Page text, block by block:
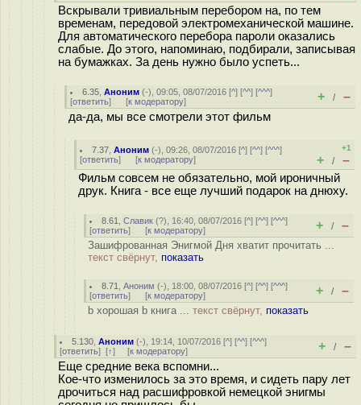
Вскрывали тривиальным перебором на, по тем
временам, передовой электромеханической машине.
Для автоматического перебора пароли оказались
слабые. До этого, напоминаю, подбирали, записывая
на бумажках. За день нужно было успеть...
6.35 ,Аноним (-), 09:05, 08/07/2016 [^] [^^] [^^^]
[ответить] [к модератору] + / –
да-да, мы все смотрели этот фильм
7.37 ,Аноним (-), 09:26, 08/07/2016 [^] [^^] [^^^]
[ответить] [к модератору]
+1
+ / –
Фильм совсем не обязательно, мой ироничный
друк. Книга - все еще лучший подарок на днюху.
8.61 ,Славик (?), 16:40, 08/07/2016 [^] [^^] [^^^]
[ответить] [к модератору] + / –
Зашифрованная Энигмой Дня хватит прочитать ...
текст свёрнут, показать
8.71 ,Аноним (-), 18:00, 08/07/2016 [^] [^^] [^^^]
[ответить] [к модератору] + / –
b хорошая b книга ... текст свёрнут, показать
5.130 ,Аноним (-), 19:14, 10/07/2016 [^] [^^] [^^^]
[ответить] [↑] [к модератору] + / –
Еще средние века вспомни...
Кое-что изменилось за это время, и сидеть пару лет
дрoчиться над расшифровкой немецкой энигмы